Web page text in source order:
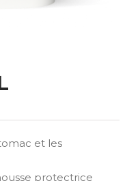
et les
protectrice